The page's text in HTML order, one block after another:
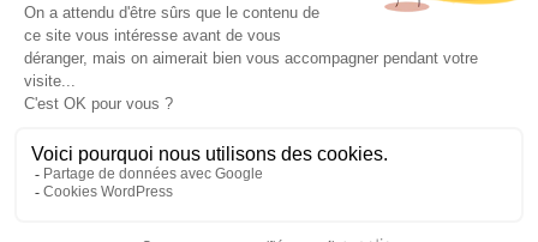
30, rue Pré Gaudry, 69007 Lyon
contact@avancia.fr